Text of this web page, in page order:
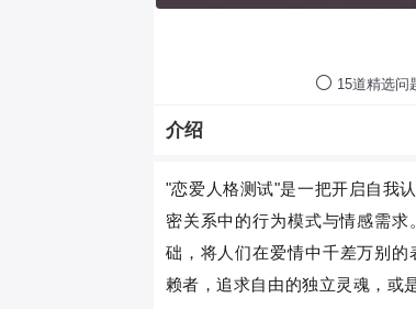
15道精选问
介绍
"恋爱人格测试"是一把开启自我
密关系中的行为模式与情感需
础，将人们在爱情中千差万别
赖者，追求自由的独立灵魂，或